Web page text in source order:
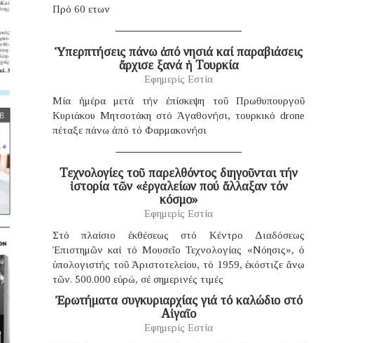
Πρό 60 ετων
Ὑπερπτήσεις πάνω ἀπό νησιά καί παραβιάσεις
ἄρχισε ξανά ἡ Τουρκία
Εφημερίς Εστία
Μία ἡμέρα μετά τήν ἐπίσκεψη τοῦ Πρωθυπουργοῦ
Κυριάκου Μητσοτάκη στό Ἀγαθονήσι, τουρκικό drone
πέταξε πάνω ἀπό τό Φαρμακονήσι
Τεχνολογίες τοῦ παρελθόντος διηγοῦνται τήν
ἱστορία τῶν «ἐργαλείων πού ἄλλαξαν τόν
κόσμο»
Εφημερίς Εστία
Στό πλαίσιο ἐκθέσεως στό Κέντρο Διαδόσεως
Ἐπιστημῶν καί τό Μουσεῖο Τεχνολογίας «Νόησις», ὁ
ὑπολογιστής τοῦ Ἀριστοτελείου, τό 1959, ἐκόστιζε ἄνω
τῶν. 500.000 εὐρώ, σέ σημερινές τιμές
Ἐρωτήματα συγκυριαρχίας γιά τό καλώδιο στό
Αἰγαῖο
Εφημερίς Εστία